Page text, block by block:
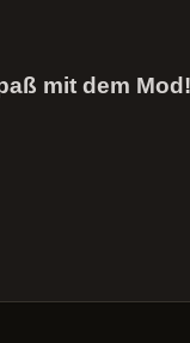
mit dem Mod!